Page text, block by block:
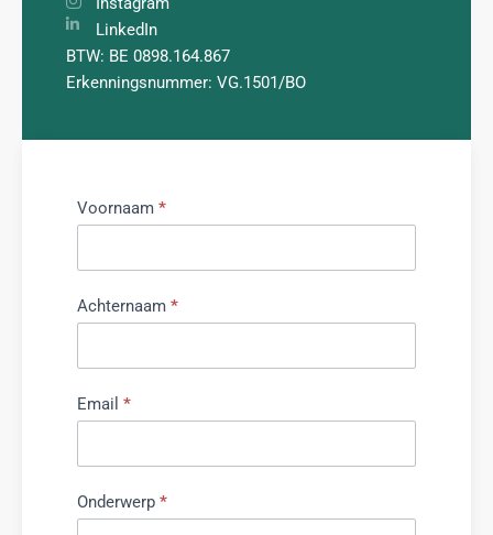
LinkedIn
BTW: BE 0898.164.867
Erkenningsnummer: VG.1501/BO
Spontane
Voornaam *
Achternaam *
Email *
Onderwerp *